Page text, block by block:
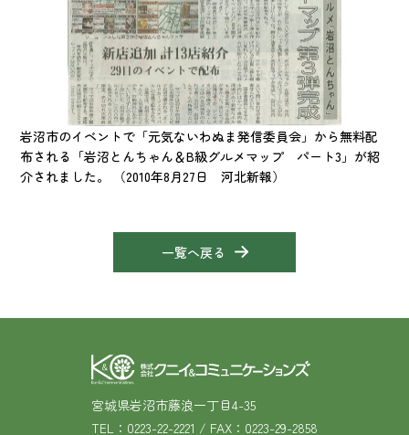
岩沼市のイベントで「元気ないわぬま発信委員会」から無料配
布される「岩沼とんちゃん＆B級グルメマップ パート3」が紹
介されました。 （2010年8月27日 河北新報）
一覧へ戻る
宮城県岩沼市藤浪一丁目4-35
TEL：0223-22-2221 / FAX：0223-29-2858